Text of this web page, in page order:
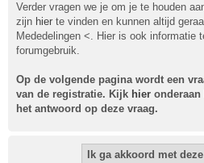
Verder vragen we je om je te houden
zijn hier te vinden en kunnen altijd
Mededelingen <. Hier is ook informatie
forumgebruik.
Op de volgende pagina wordt een
van de registratie. Kijk hier
het antwoord op deze vraag.